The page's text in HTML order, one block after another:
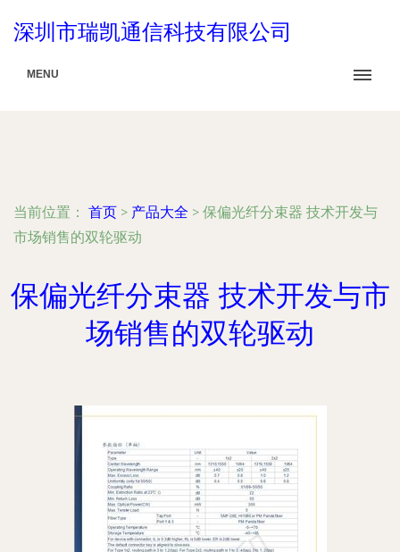
深圳市瑞凯通信科技有限公司
MENU
当前位置： 首页 > 产品大全 > 保偏光纤分束器 技术开发与
市场销售的双轮驱动
保偏光纤分束器 技术开发与市
场销售的双轮驱动